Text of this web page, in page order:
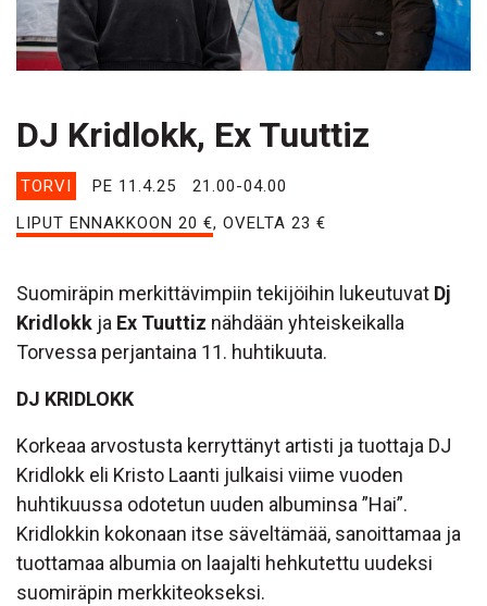
DJ Kridlokk, Ex Tuuttiz
TORVI PE 11.4.25
21.00-04.00
LIPUT ENNAKKOON 20 €, OVELTA 23 €
Suomiräpin merkittävimpiin tekijöihin lukeutuvat Dj
Kridlokk ja Ex Tuuttiz nähdään yhteiskeikalla
Torvessa perjantaina 11. huhtikuuta.
DJ KRIDLOKK
Korkeaa arvostusta kerryttänyt artisti ja tuottaja DJ
Kridlokk eli Kristo Laanti julkaisi viime vuoden
huhtikuussa odotetun uuden albuminsa ”Hai”.
Kridlokkin kokonaan itse säveltämää, sanoittamaa ja
tuottamaa albumia on laajalti hehkutettu uudeksi
suomiräpin merkkiteokseksi.